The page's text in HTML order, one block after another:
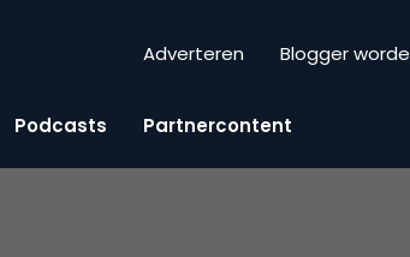
Adverteren Blogger
Podcasts Partnercontent